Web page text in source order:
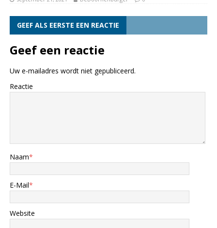
GEEF ALS EERSTE EEN REACTIE
Geef een reactie
Uw e-mailadres wordt niet gepubliceerd.
Reactie
Naam*
E-Mail*
Website